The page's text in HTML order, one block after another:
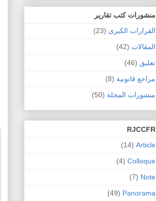
منشورات كتب تقارير
القرارات الكبرى (23)
المقالات (42)
تعليق (46)
مراجع قانونية (8)
منشورات المجلة (50)
RJCCFR
Article
(14)
Colloque
(4)
Note
(7)
Panorama
(49)